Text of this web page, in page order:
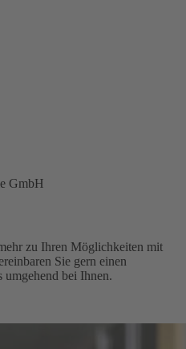
GmbH
zu Ihren Möglichkeiten mit
Sie gern einen
umgehend bei Ihnen.